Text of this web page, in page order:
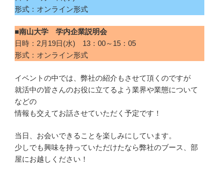
形式：オンライン形式
■南山大学 学内企業説明会
日時：2月19日(水) 13：00～15：05
形式：オンライン形式
イベントの中では、弊社の紹介もさせて頂くのですが
就活中の皆さんのお役に立てるよう業界や業態について
などの
情報も交えてお話させていただく予定です！
当日、お会いできることを楽しみにしています。
少しでも興味を持っていただけたなら弊社のブース、部
屋にお越しください！